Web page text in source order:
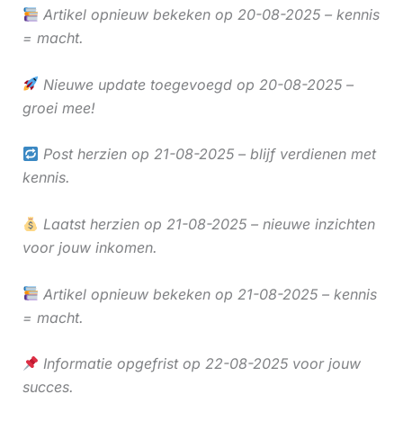
Artikel opnieuw bekeken op 20-08-2025 – kennis
= macht.
Nieuwe update toegevoegd op 20-08-2025 –
groei mee!
Post herzien op 21-08-2025 – blijf verdienen met
kennis.
Laatst herzien op 21-08-2025 – nieuwe inzichten
voor jouw inkomen.
Artikel opnieuw bekeken op 21-08-2025 – kennis
= macht.
Informatie opgefrist op 22-08-2025 voor jouw
succes.